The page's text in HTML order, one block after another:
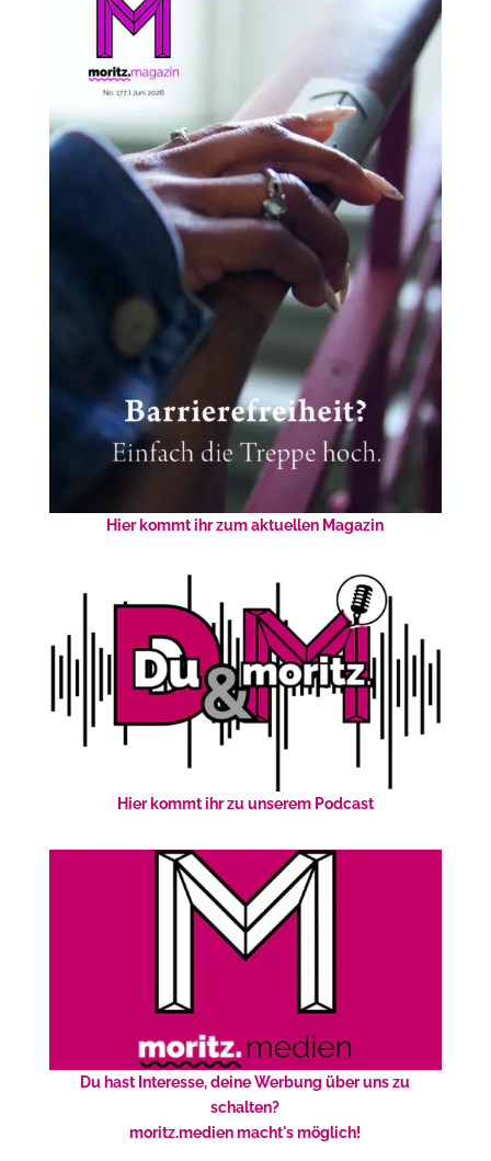
Hier kommt ihr zum aktuellen Magazin
Hier kommt ihr zu unserem Podcast
Du hast Interesse, deine Werbung über uns zu
schalten?
moritz.medien macht's möglich!